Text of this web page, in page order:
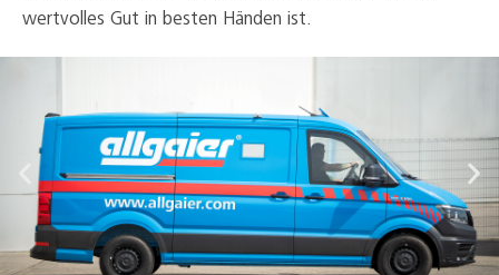
wertvolles Gut in besten Händen ist.